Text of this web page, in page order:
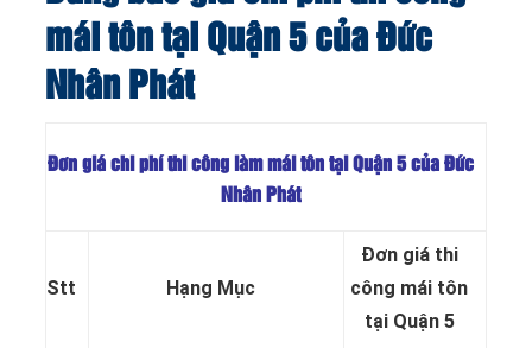
mái tôn tại Quận 5 của Đức
Nhân Phát
Đơn giá chi phí thi công làm mái tôn tại Quận 5 của Đức
Nhân Phát
Stt Hạng Mục
Đơn giá thi
công mái tôn
tại Quận 5